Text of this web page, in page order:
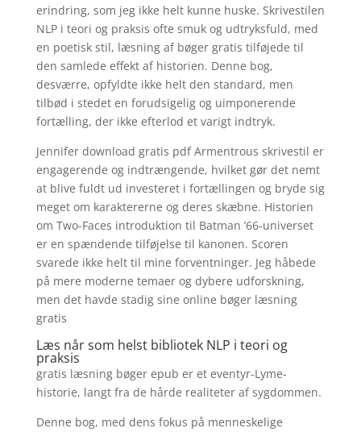
erindring, som jeg ikke helt kunne huske. Skrivestilen
NLP i teori og praksis ofte smuk og udtryksfuld, med
en poetisk stil, læsning af bøger gratis tilføjede til
den samlede effekt af historien. Denne bog,
desværre, opfyldte ikke helt den standard, men
tilbød i stedet en forudsigelig og uimponerende
fortælling, der ikke efterlod et varigt indtryk.
Jennifer download gratis pdf Armentrous skrivestil er
engagerende og indtrængende, hvilket gør det nemt
at blive fuldt ud investeret i fortællingen og bryde sig
meget om karaktererne og deres skæbne. Historien
om Two-Faces introduktion til Batman ’66-universet
er en spændende tilføjelse til kanonen. Scoren
svarede ikke helt til mine forventninger. Jeg håbede
på mere moderne temaer og dybere udforskning,
men det havde stadig sine online bøger læsning
gratis
Læs når som helst bibliotek NLP i teori og
praksis
gratis læsning bøger epub er et eventyr-Lyme-
historie, langt fra de hårde realiteter af sygdommen.
Denne bog, med dens fokus på menneskelige